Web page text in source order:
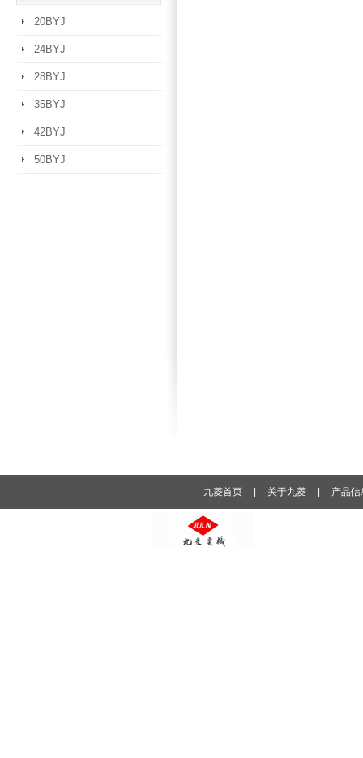
20BYJ
24BYJ
28BYJ
35BYJ
42BYJ
50BYJ
九菱首页 关于九菱 产品信